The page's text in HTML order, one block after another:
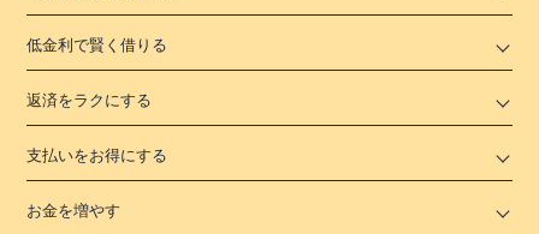
低金利で賢く借りる
返済をラクにする
支払いをお得にする
お金を増やす